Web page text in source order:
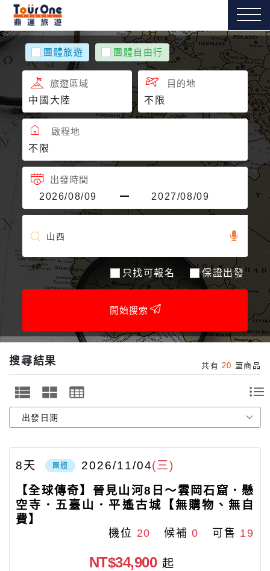
團體旅遊 團體自由行
旅遊區域 目的地
啟程地
出發時間
只找可報名 保證出發
開始搜索
搜尋結果 共有20 筆商品
團體 2026/11/04(三)
8天
【全球傳奇】晉見山河8日～雲岡石窟．懸
空寺．五臺山．平遙古城【無購物、無自
費】
機位 20 候補0 可售 19
NT$34,900 起